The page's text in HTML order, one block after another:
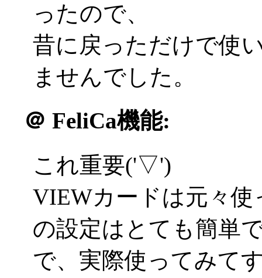
ったので、
昔に戻っただけで使
ませんでした。
＠ FeliCa機能:
これ重要('▽')
VIEWカードは元々使
の設定はとても簡単
で、実際使ってみて